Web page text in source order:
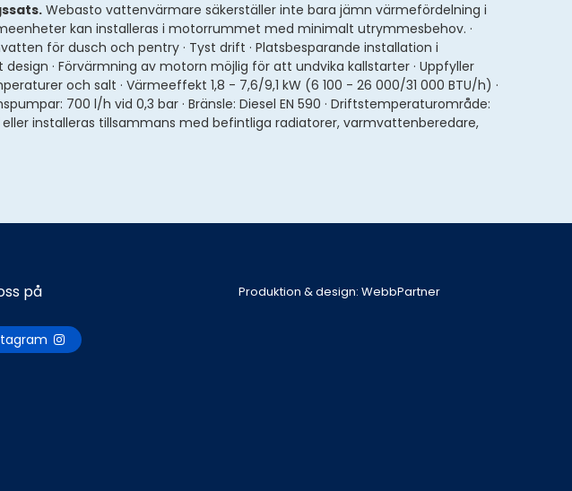
Webasto vattenvärmare säkerställer inte bara jämn värmefördelning i
kan installeras i motorrummet med minimalt utrymmesbehov. ·
för dusch och pentry · Tyst drift · Platsbesparande installation i
· Förvärmning av motorn möjlig för att undvika kallstarter · Uppfyller
och salt · Värmeeffekt 1,8 - 7,6/9,1 kW (6 100 - 26 000/31 000 BTU/h) ·
700 l/h vid 0,3 bar · Bränsle: Diesel EN 590 · Driftstemperaturområde:
installeras tillsammans med befintliga radiatorer, varmvattenberedare,
på Produktion & design: WebbPartner